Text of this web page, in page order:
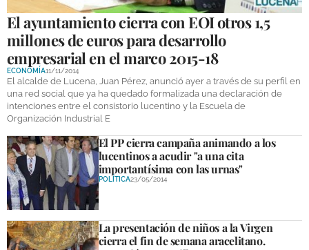
El ayuntamiento cierra con EOI otros 1,5
millones de euros para desarrollo
empresarial en el marco 2015-18
ECONOMÍA11/11/2014
El alcalde de Lucena, Juan Pérez, anunció ayer a través de su perfil en
una red social que ya ha quedado formalizada una declaración de
intenciones entre el consistorio lucentino y la Escuela de
Organización Industrial E
El PP cierra campaña animando a los
lucentinos a acudir "a una cita
importantísima con las urnas"
POLÍTICA23/05/2014
La presentación de niños a la Virgen
cierra el fin de semana aracelitano.